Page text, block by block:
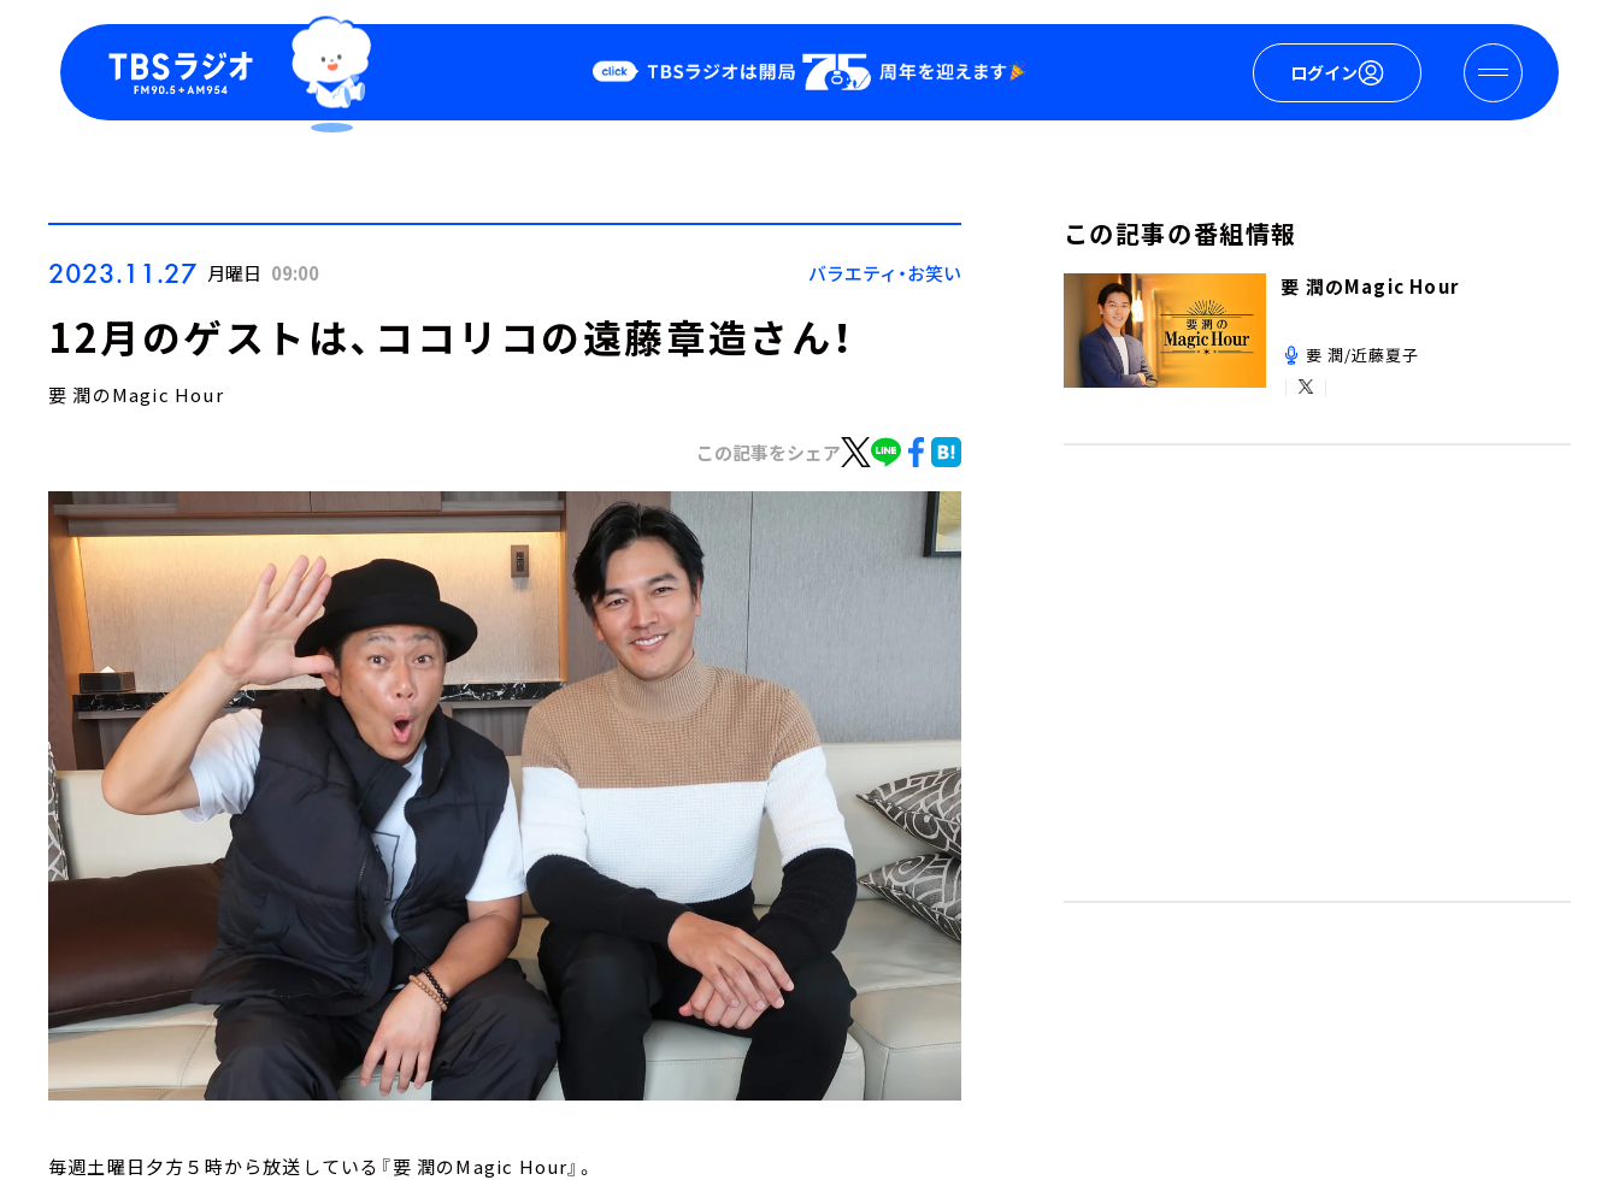
ログイン
Podcast
YouTube
会社情報
2023.11.27 月曜日 09:00 バラエティ・お笑い
12月のゲストは、ココリコの遠藤章造さん！
要 潤のMagic Hour
この記事をシェア
毎週土曜日夕方５時から放送している『要 潤のMagic Hour』。
この記事の番組情報
要 潤のMagic Hour
要 潤/近藤夏子